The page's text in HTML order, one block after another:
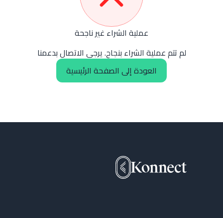
عملية الشراء غير ناجحة
لم تتم عملية الشراء بنجاح. يرجى الاتصال بدعمنا
العودة إلى الصفحة الرئيسية